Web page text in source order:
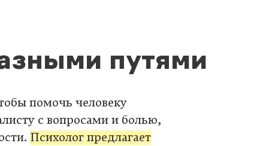
путями
помочь человеку
с вопросами и болью,
Психолог предлагает